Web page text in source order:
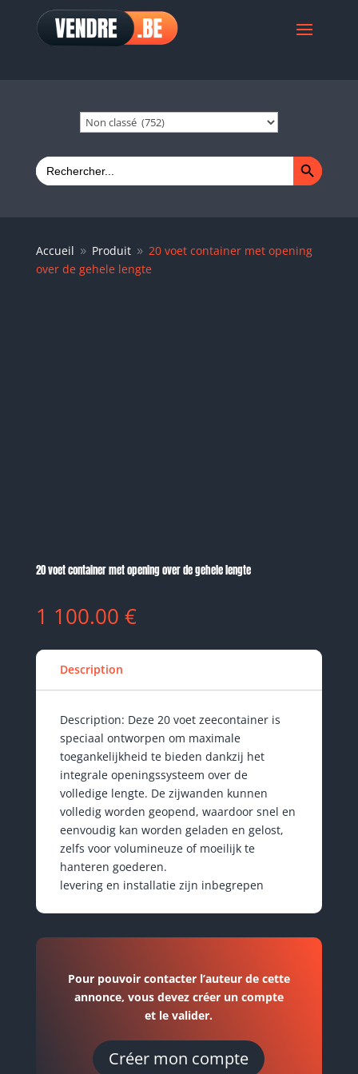
Search
for:
Search Button
Accueil 9 Produit 9 20 voet container met opening
over de gehele lengte
20 voet container met opening over de gehele lengte
1 100.00 €
Description
Description: Deze 20 voet zeecontainer is
speciaal ontworpen om maximale
toegankelijkheid te bieden dankzij het
integrale openingssysteem over de
volledige lengte. De zijwanden kunnen
volledig worden geopend, waardoor snel en
eenvoudig kan worden geladen en gelost,
zelfs voor volumineuze of moeilijk te
hanteren goederen.
levering en installatie zijn inbegrepen
Pour pouvoir contacter l’auteur de cette
annonce, vous devez créer un compte
et le valider.
Créer mon compte